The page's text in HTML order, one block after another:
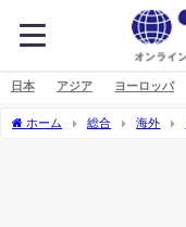
日本 アジア ヨーロッパ
ホーム 総合 海外